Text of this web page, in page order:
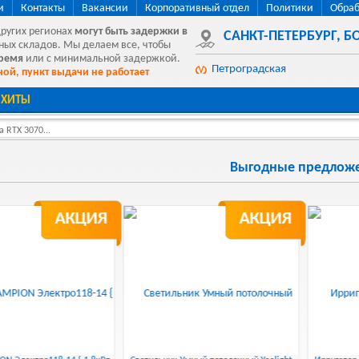
Контакты Вакансии Корпоративный отдел Политики
регионах могут быть задержки в
складов. Мы делаем все, чтобы
или с минимальной задержкой.
пункт выдачи не работает
САНКТ-ПЕТЕРБУРГ,
Петроградская
ХИТЫ
RTX 3070...
Выгодные
АКЦИЯ АКЦИЯ